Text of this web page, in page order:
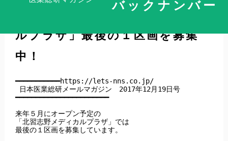
バックナンバー
【医業総研】「北習志野メディカ
ルプラザ」最後の１区画を募集
中！
━━━━━━━━━━━https://lets-nns.co.jp/
日本医業総研メールマガジン　2017年12月19日号
━━━━━━━━━━━━━━━━━━━━━━━
来年５月にオープン予定の
「北習志野メディカルプラザ」では
最後の１区画を募集しています。